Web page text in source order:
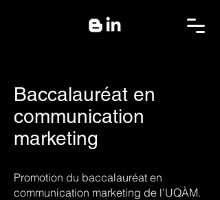
Baccalauréat en
communication
marketing
Promotion du baccalauréat en
communication marketing de l'UQÀM.